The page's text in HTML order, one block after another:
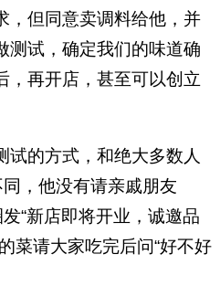
，但同意卖调料给他，并
测试，确定我们的味道确
，再开店，甚至可以创立
试的方式，和绝大多数人
，他没有请亲戚朋友
“新店即将开业，诚邀品
菜请大家吃完后问“好不好